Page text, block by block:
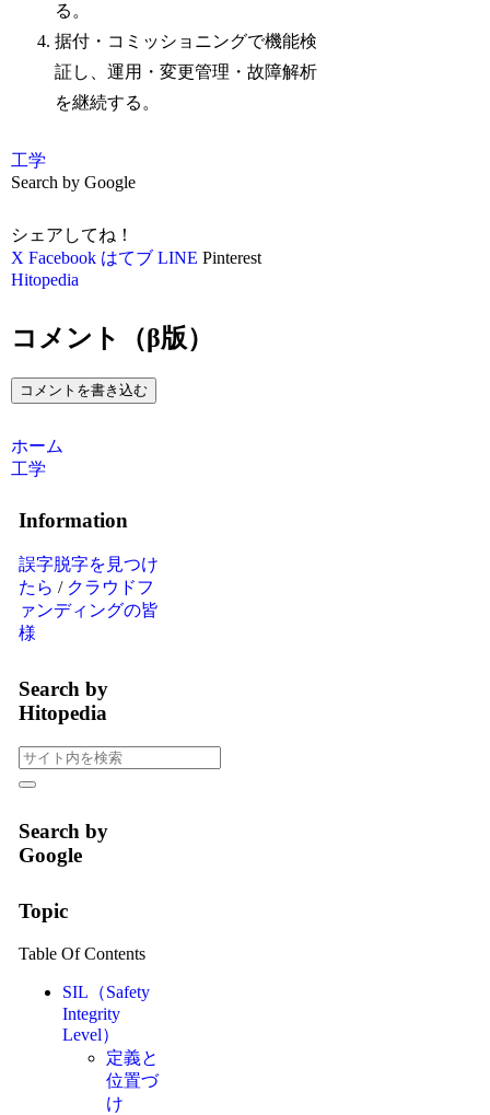
る。
据付・コミッショニングで機能検
証し、運用・変更管理・故障解析
を継続する。
工学
Search by Google
シェアしてね！
X Facebook はてブ LINE Pinterest
Hitopedia
コメント（β版）
コメントを書き込む
ホーム
工学
Information
誤字脱字を見つけ
たら / クラウドフ
ァンディングの皆
様
Search by
Hitopedia
Search by
Google
Topic
Table Of Contents
SIL（Safety
Integrity
Level）
定義と
位置づ
け